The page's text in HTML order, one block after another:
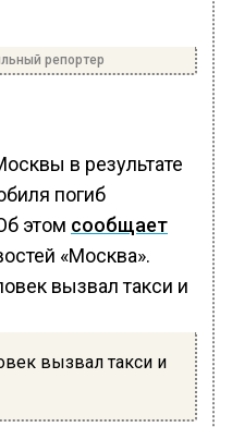
репортер
в результате
погиб
этом сообщает
«Москва».
вызвал такси и